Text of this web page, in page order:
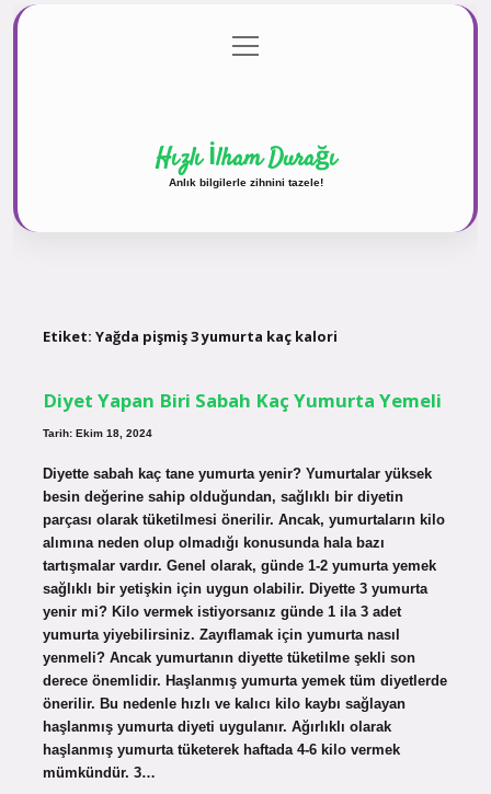
Gizlilik Politikası
menüyü
aç
Hızlı İlham Durağı
Anlık bilgilerle zihnini tazele!
Etiket: Yağda pişmiş 3 yumurta kaç kalori
Diyet Yapan Biri Sabah Kaç Yumurta Yemeli
Tarih: Ekim 18, 2024
Diyette sabah kaç tane yumurta yenir? Yumurtalar yüksek
besin değerine sahip olduğundan, sağlıklı bir diyetin
parçası olarak tüketilmesi önerilir. Ancak, yumurtaların kilo
alımına neden olup olmadığı konusunda hala bazı
tartışmalar vardır. Genel olarak, günde 1-2 yumurta yemek
sağlıklı bir yetişkin için uygun olabilir. Diyette 3 yumurta
yenir mi? Kilo vermek istiyorsanız günde 1 ila 3 adet
yumurta yiyebilirsiniz. Zayıflamak için yumurta nasıl
yenmeli? Ancak yumurtanın diyette tüketilme şekli son
derece önemlidir. Haşlanmış yumurta yemek tüm diyetlerde
önerilir. Bu nedenle hızlı ve kalıcı kilo kaybı sağlayan
haşlanmış yumurta diyeti uygulanır. Ağırlıklı olarak
haşlanmış yumurta tüketerek haftada 4-6 kilo vermek
mümkündür. 3…